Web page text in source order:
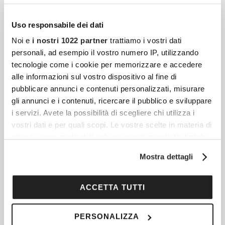
Uso responsabile dei dati
Noi e i nostri 1022 partner trattiamo i vostri dati
personali, ad esempio il vostro numero IP, utilizzando
tecnologie come i cookie per memorizzare e accedere
alle informazioni sul vostro dispositivo al fine di
pubblicare annunci e contenuti personalizzati, misurare
gli annunci e i contenuti, ricercare il pubblico e sviluppare
i servizi. Avete la possibilità di scegliere chi utilizza i
vostri dati e per quali scopi. Le vostre scelte in materia di
modificare o revocare il proprio consenso in qualsiasi
sull'icona di attivazione della privacy.
raccogliere informazioni sulla tua posizione
Mostra dettagli
ACCETTA TUTTI
PERSONALIZZA
muscoli, ossa, cuore o cervello.
Crema Alla Calendula: La Mia Prova Con Just
Italia
Nel mio percorso di giornalista per
Cocooners ho imparato che la vera bellezza
non risiede in routine complicate o in
trattamenti inavvicinabili, ma in gesti
Dolore Muscolare E Articolare: Come Gestirlo In
Modo Mirato Senza Ricorrere Ai Farmaci Orali
Il dolore muscolare e il dolore articolare
possono comparire dopo uno sforzo intenso,